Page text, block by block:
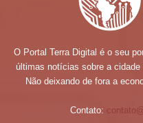
O Portal Terra Digital é o seu
últimas notícias sobre a cidade
Não deixando de fora a
Contato: